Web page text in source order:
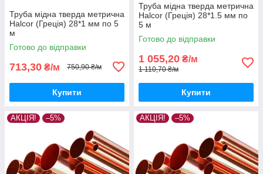
Труба мідна тверда метрична
Halcor (Греція) 28*1 мм по 5
м
Готово до відправки
713,30 ₴/м 750,90 ₴/м
Купити
Труба мідна тверда метрична
Halcor (Греція) 28*1.5 мм по
5 м
Готово до відправки
1 055,20 ₴/м
1 110,70 ₴/м
Купити
АКЦІЯ! –5% АКЦІЯ! –5%